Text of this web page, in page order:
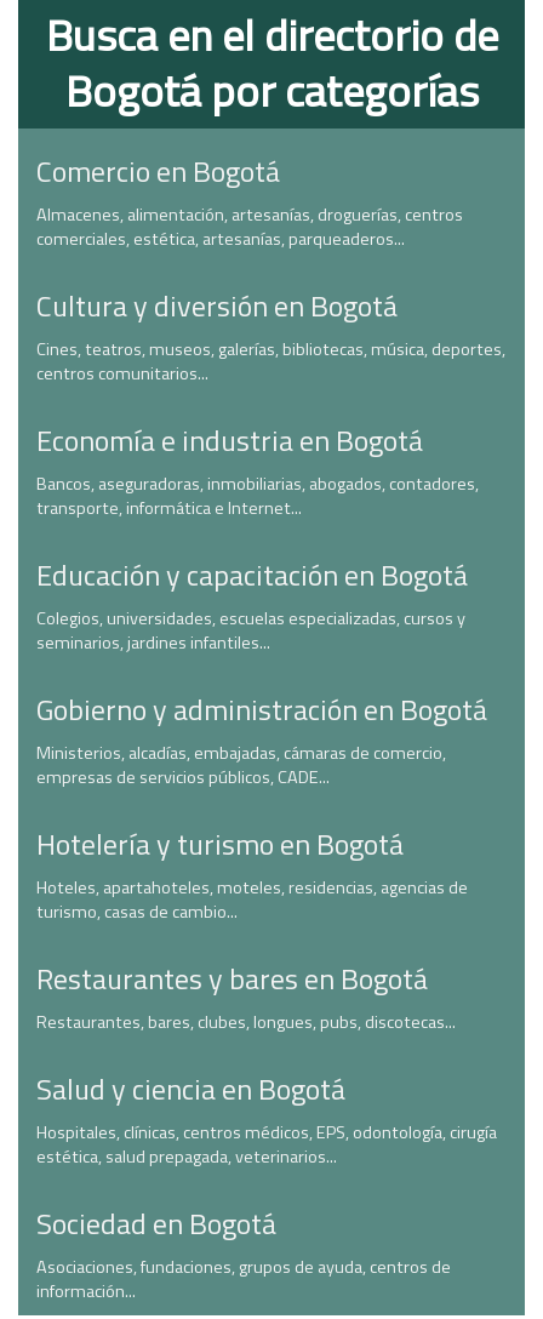
Busca en el directorio de
Bogotá por categorías
Comercio en Bogotá
Almacenes, alimentación, artesanías, droguerías, centros
comerciales, estética, artesanías, parqueaderos...
Cultura y diversión en Bogotá
Cines, teatros, museos, galerías, bibliotecas, música, deportes,
centros comunitarios...
Economía e industria en Bogotá
Bancos, aseguradoras, inmobiliarias, abogados, contadores,
transporte, informática e Internet...
Educación y capacitación en Bogotá
Colegios, universidades, escuelas especializadas, cursos y
seminarios, jardines infantiles...
Gobierno y administración en Bogotá
Ministerios, alcadías, embajadas, cámaras de comercio,
empresas de servicios públicos, CADE...
Hotelería y turismo en Bogotá
Hoteles, apartahoteles, moteles, residencias, agencias de
turismo, casas de cambio...
Restaurantes y bares en Bogotá
Restaurantes, bares, clubes, longues, pubs, discotecas...
Salud y ciencia en Bogotá
Hospitales, clínicas, centros médicos, EPS, odontología, cirugía
estética, salud prepagada, veterinarios...
Sociedad en Bogotá
Asociaciones, fundaciones, grupos de ayuda, centros de
información...